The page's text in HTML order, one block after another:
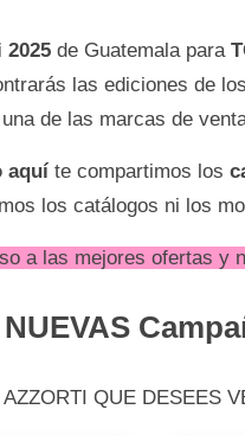
de Guatemala para
las ediciones de
de las marcas de
aquíte compartimos los
los catálogos ni los
a las mejores ofertas y
QUE DESEES